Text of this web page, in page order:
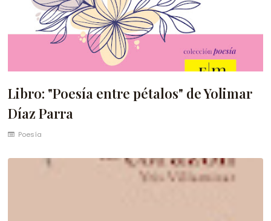
Libro: "Poesía entre pétalos" de Yolimar
Díaz Parra
Poesía